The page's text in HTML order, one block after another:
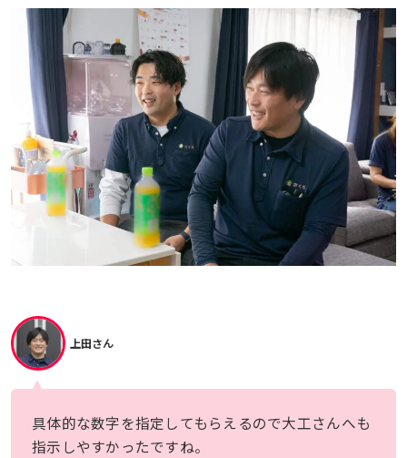
上田さん
具体的な数字を指定してもらえるので大工さんへも
指示しやすかったですね。